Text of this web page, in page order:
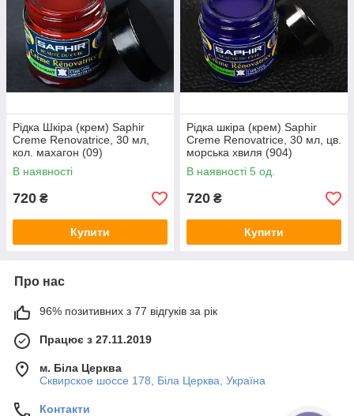
Рідка Шкіра (крем) Saphir
Creme Renovatrice, 30 мл,
кол. махагон (09)
В наявності
720 ₴
Купити
Рідка шкіра (крем) Saphir
Creme Renovatrice, 30 мл, цв.
морська хвиля (904)
В наявності 5 од.
720 ₴
Купити
Про нас
96% позитивних з 77 відгуків за рік
Працює з 27.11.2019
м. Біла Церква
Сквирское шоссе 178, Біла Церква, Україна
Контакти